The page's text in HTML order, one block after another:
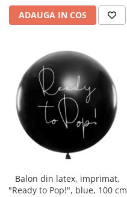
ADAUGA IN COS
Balon din latex, imprimat,
"Ready to Pop!", blue, 100 cm